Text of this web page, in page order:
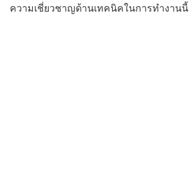
ความเชี่ยวชาญด้านเทคนิคในการทำงานนี้